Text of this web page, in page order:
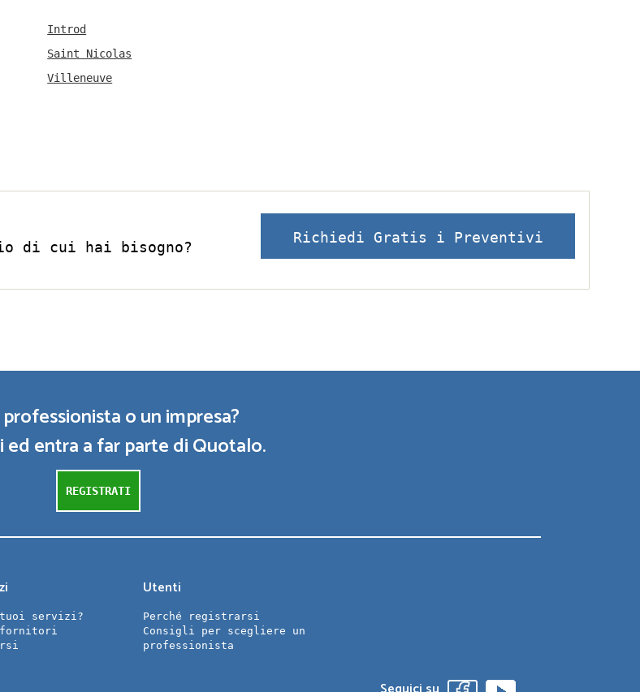
Introd
Saint Nicolas
Villeneuve
di cui hai bisogno?
Richiedi Gratis i Preventivi
o un impresa?
ed entra a far parte di Quotalo.
REGISTRATI
servizi?
Utenti
Perché registrarsi
Consigli per scegliere un
professionista